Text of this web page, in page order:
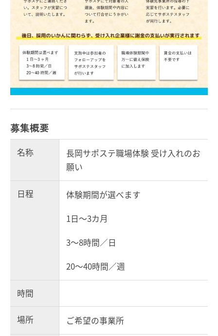
募集概要
名称
長岡サポステ職場体験 受け入れのお
願い
日程 体験期間が選べます
1日～3カ月
3～8時間／日
20～40時間／週
時間
場所 ご希望の事業所